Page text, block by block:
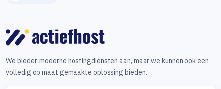
We bieden moderne hostingdiensten aan, maar we kunnen ook een
volledig op maat gemaakte oplossing bieden.